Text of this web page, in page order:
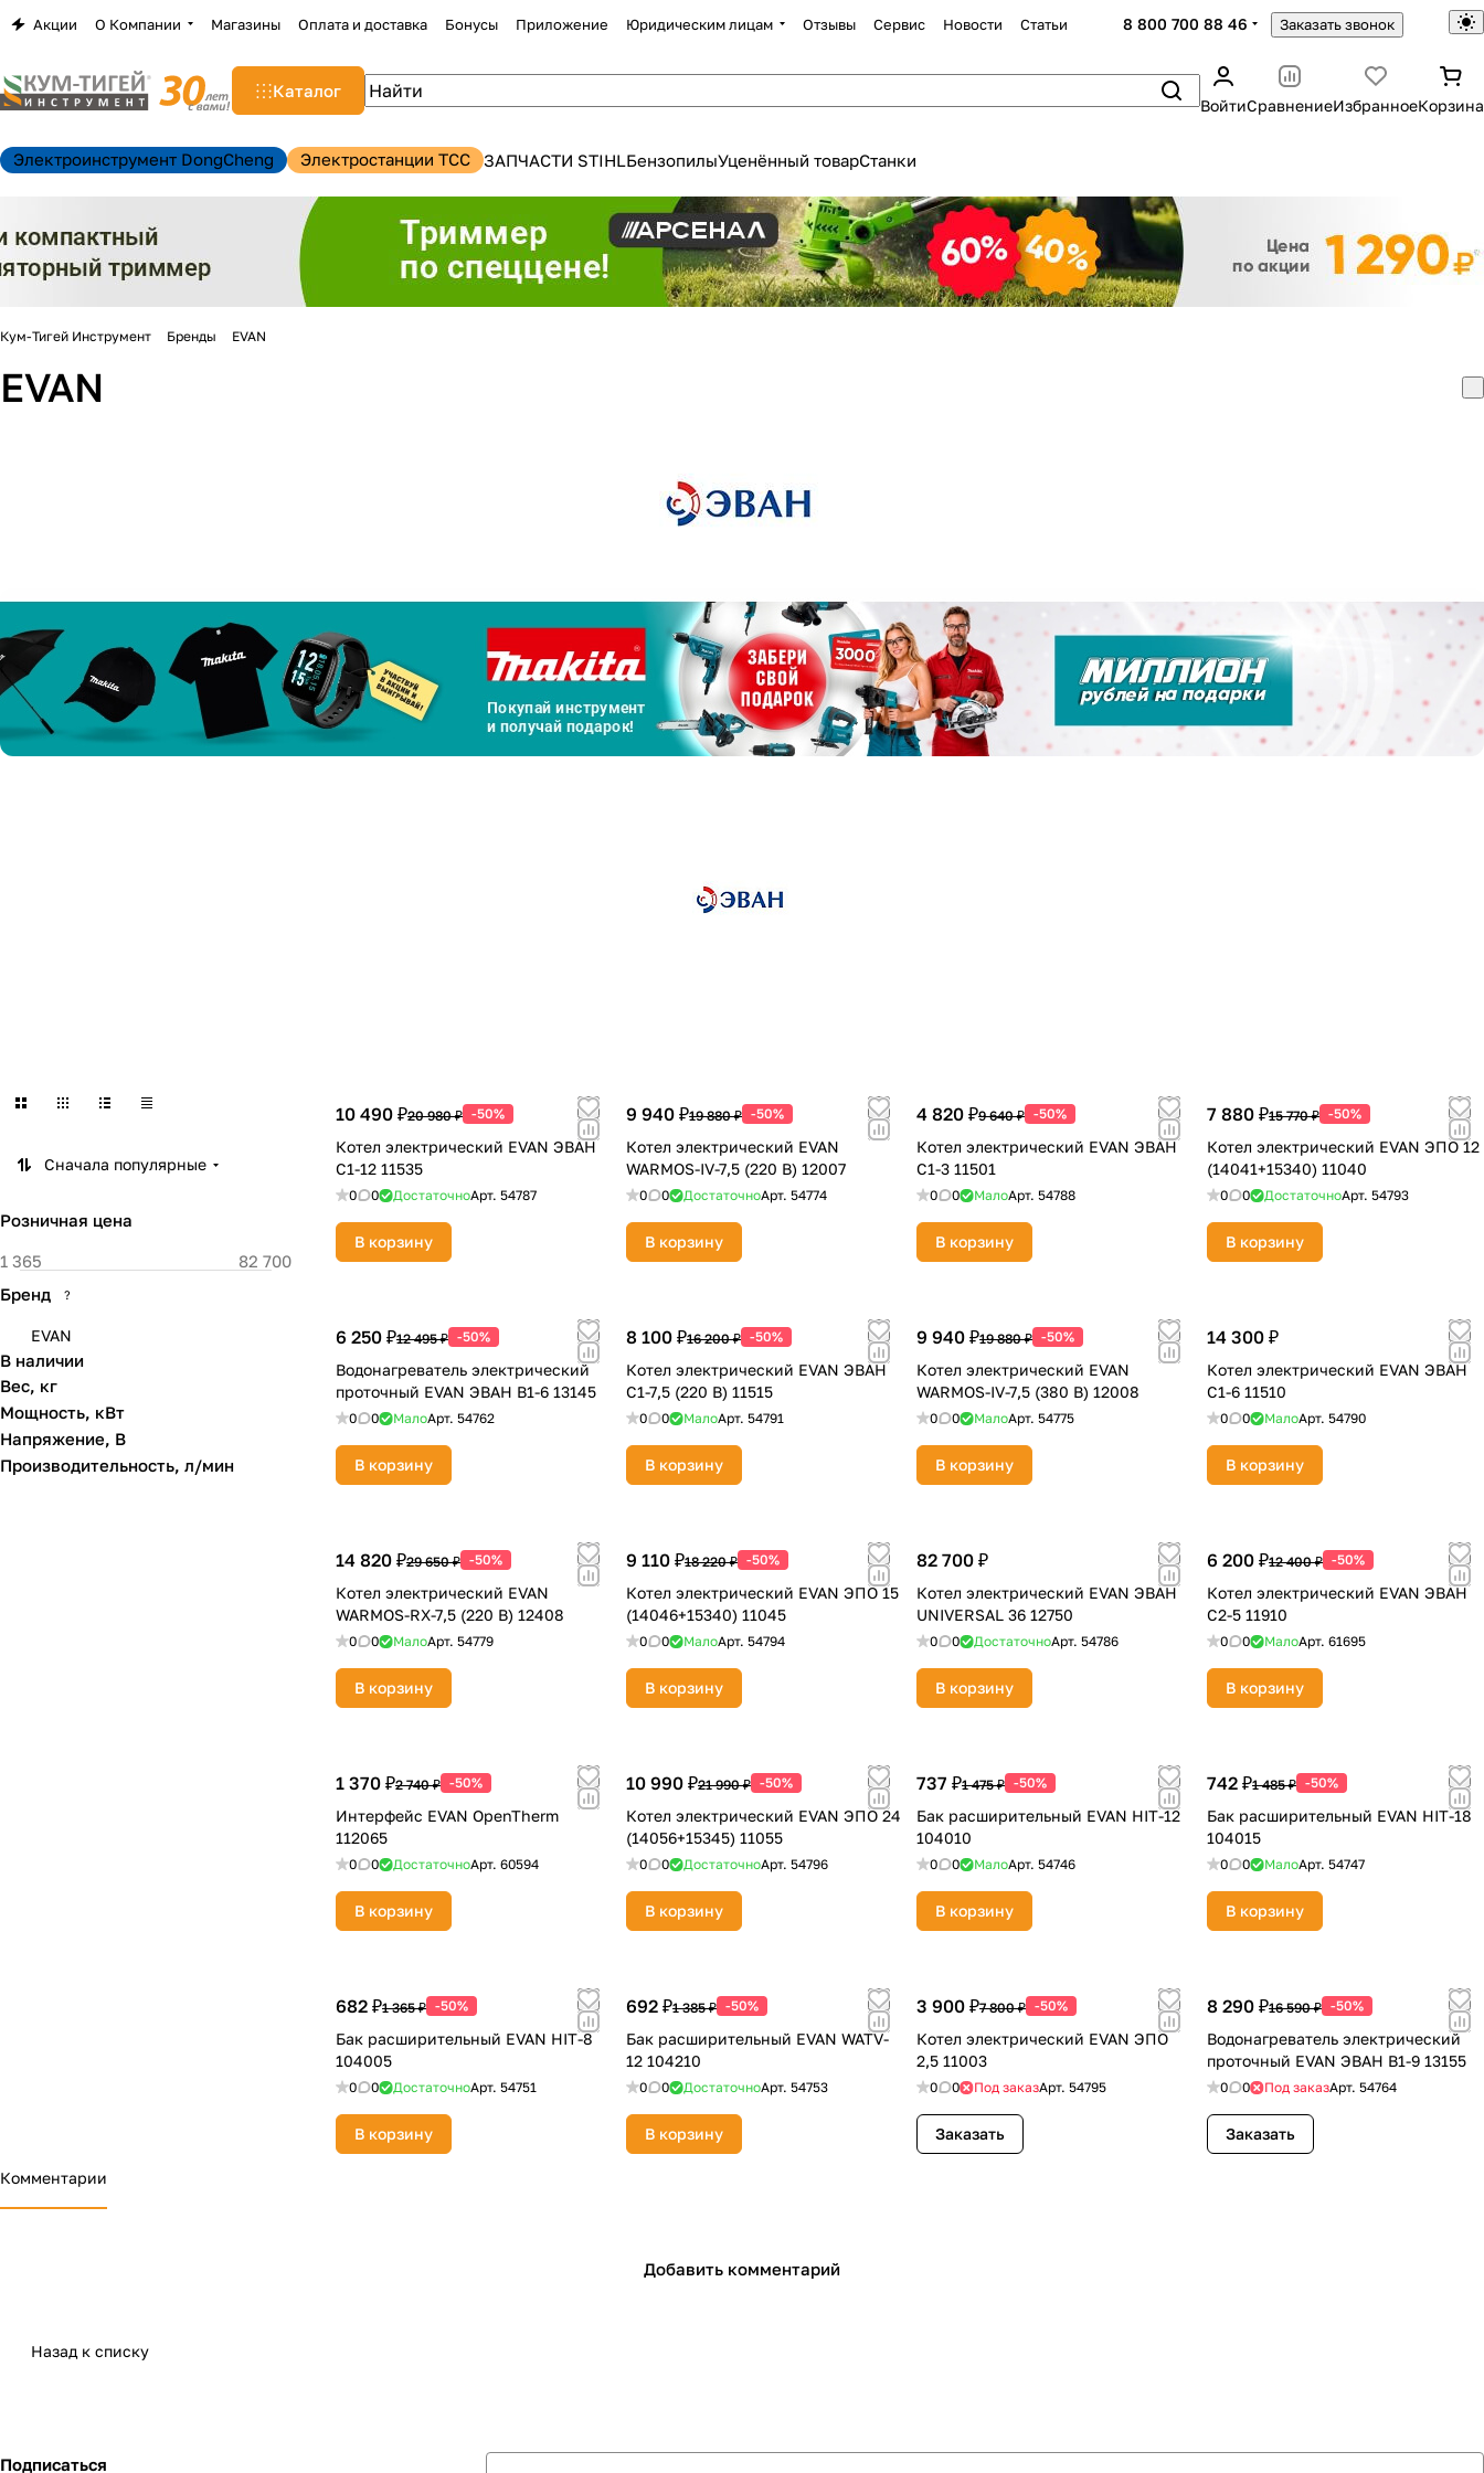
Акции О Компании Магазины Оплата и доставка Бонусы Приложение Юридическим лицам Отзывы Сервис Новости Статьи 8 800 700 88 46 Заказать звонок
Каталог
ВойтиСравнениеИзбранноеКорзина
Электроинструмент DongCheng Электростанции TCC ЗАПЧАСТИ STIHLБензопилыУценённый товарСтанки
Кум-Тигей Инструмент Бренды EVAN
EVAN
Сначала популярные
Розничная цена
Бренд ?
EVAN
В наличии
Вес, кг
Мощность, кВт
Напряжение, В
Производительность, л/мин
10 490 ₽20 980 ₽ -50%
Котел электрический EVAN ЭВАН
С1-12 11535
0 0 ДостаточноАрт. 54787
В корзину
9 940 ₽19 880 ₽ -50%
Котел электрический EVAN
WARMOS-IV-7,5 (220 В) 12007
0 0 ДостаточноАрт. 54774
В корзину
4 820 ₽9 640 ₽ -50%
Котел электрический EVAN ЭВАН
C1-3 11501
0 0 МалоАрт. 54788
В корзину
7 880 ₽15 770 ₽ -50%
Котел электрический EVAN ЭПО 12
(14041+15340) 11040
0 0 ДостаточноАрт. 54793
В корзину
6 250 ₽12 495 ₽ -50%
Водонагреватель электрический
проточный EVAN ЭВАН В1-6 13145
0 0 МалоАрт. 54762
В корзину
8 100 ₽16 200 ₽ -50%
Котел электрический EVAN ЭВАН
С1-7,5 (220 В) 11515
0 0 МалоАрт. 54791
В корзину
9 940 ₽19 880 ₽ -50%
Котел электрический EVAN
WARMOS-IV-7,5 (380 В) 12008
0 0 МалоАрт. 54775
В корзину
14 300 ₽
Котел электрический EVAN ЭВАН
С1-6 11510
0 0 МалоАрт. 54790
В корзину
14 820 ₽29 650 ₽ -50%
Котел электрический EVAN
WARMOS-RX-7,5 (220 В) 12408
0 0 МалоАрт. 54779
В корзину
9 110 ₽18 220 ₽ -50%
Котел электрический EVAN ЭПО 15
(14046+15340) 11045
0 0 МалоАрт. 54794
В корзину
82 700 ₽
Котел электрический EVAN ЭВАН
UNIVERSAL 36 12750
0 0 ДостаточноАрт. 54786
В корзину
6 200 ₽12 400 ₽ -50%
Котел электрический EVAN ЭВАН
С2-5 11910
0 0 МалоАрт. 61695
В корзину
1 370 ₽2 740 ₽ -50%
Интерфейс EVAN OpenTherm
112065
0 0 ДостаточноАрт. 60594
В корзину
10 990 ₽21 990 ₽ -50%
Котел электрический EVAN ЭПО 24
(14056+15345) 11055
0 0 ДостаточноАрт. 54796
В корзину
737 ₽1 475 ₽ -50%
Бак расширительный EVAN HIT-12
104010
0 0 МалоАрт. 54746
В корзину
742 ₽1 485 ₽ -50%
Бак расширительный EVAN HIT-18
104015
0 0 МалоАрт. 54747
В корзину
682 ₽1 365 ₽ -50%
Бак расширительный EVAN HIT-8
104005
0 0 ДостаточноАрт. 54751
В корзину
692 ₽1 385 ₽ -50%
Бак расширительный EVAN WATV-
12 104210
0 0 ДостаточноАрт. 54753
В корзину
3 900 ₽7 800 ₽ -50%
Котел электрический EVAN ЭПО
2,5 11003
0 0 Под заказАрт. 54795
Заказать
8 290 ₽16 590 ₽ -50%
Водонагреватель электрический
проточный EVAN ЭВАН В1-9 13155
0 0 Под заказАрт. 54764
Заказать
Комментарии
Добавить комментарий
Назад к списку
Подписаться
Закрыть
График платежей
25%
Добавляйте товарыв корзину
об оплате Плайтом
раз в 2 недели
Остались вопросы?
8 800 302-02-51
plait.ru